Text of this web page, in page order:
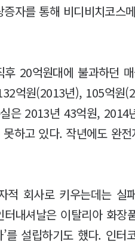
자를 통해 비디비치코스
20억원대에 불과하던
억원(2013년), 105억원
은 2013년 43억원, 2014
하고 있다. 작년에도 완
적 회사로 키우는데는 실
내셔날은 이탈리아 화장
를 설립하기도 했다. 인터